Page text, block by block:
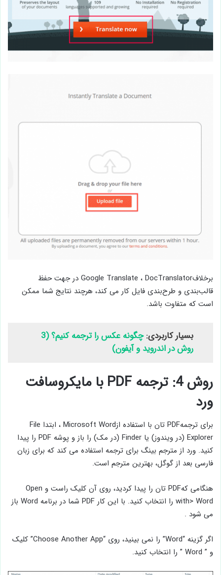
برخلافGoogle Translate ، DocTranslator در جهت حفظ
قالب‌بندی و طرح‌بندی فایل کار می ‌کند، هرچند نتایج شما ممکن
است که متفاوت باشد.
بسیار کاربردی:
چگونه عکس را ترجمه کنیم؟ (3
روش در اندروید و آیفون)
روش 4: ترجمه PDF با مایکروسافت
ورد
برای ترجمهPDF تان با استفاده ازMicrosoft Word ، ابتدا File
Explorer (در ویندوز) یا Finder (در مک) را باز و پوشه PDF را پیدا
کنید. ورد از مترجم بینگ برای ترجمه استفاده می کند که برای زبان
فارسی بعد از گوگل، بهترین مترجم است.
هنگامی کهPDF تان را پیدا کردید، روی آن کلیک راست و Open
with> Word را انتخاب کنید. با این کار PDF شما در برنامه Word باز
می شود .
اگر گزینه “Word” را نمی بینید، روی “Choose Another App” کلیک
و ” Word ” را انتخاب کنید.